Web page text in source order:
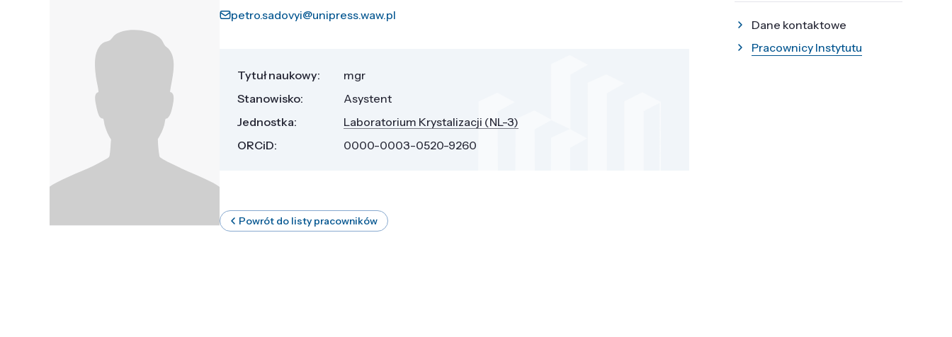
petro.sadovyi@unipress.waw.pl
Tytuł naukowy:
mgr
Stanowisko:
Asystent
Jednostka:
Laboratorium Krystalizacji (NL-3)
ORCiD:
0000-0003-0520-9260
Powrót do listy pracowników
Dane kontaktowe
Pracownicy Instytutu